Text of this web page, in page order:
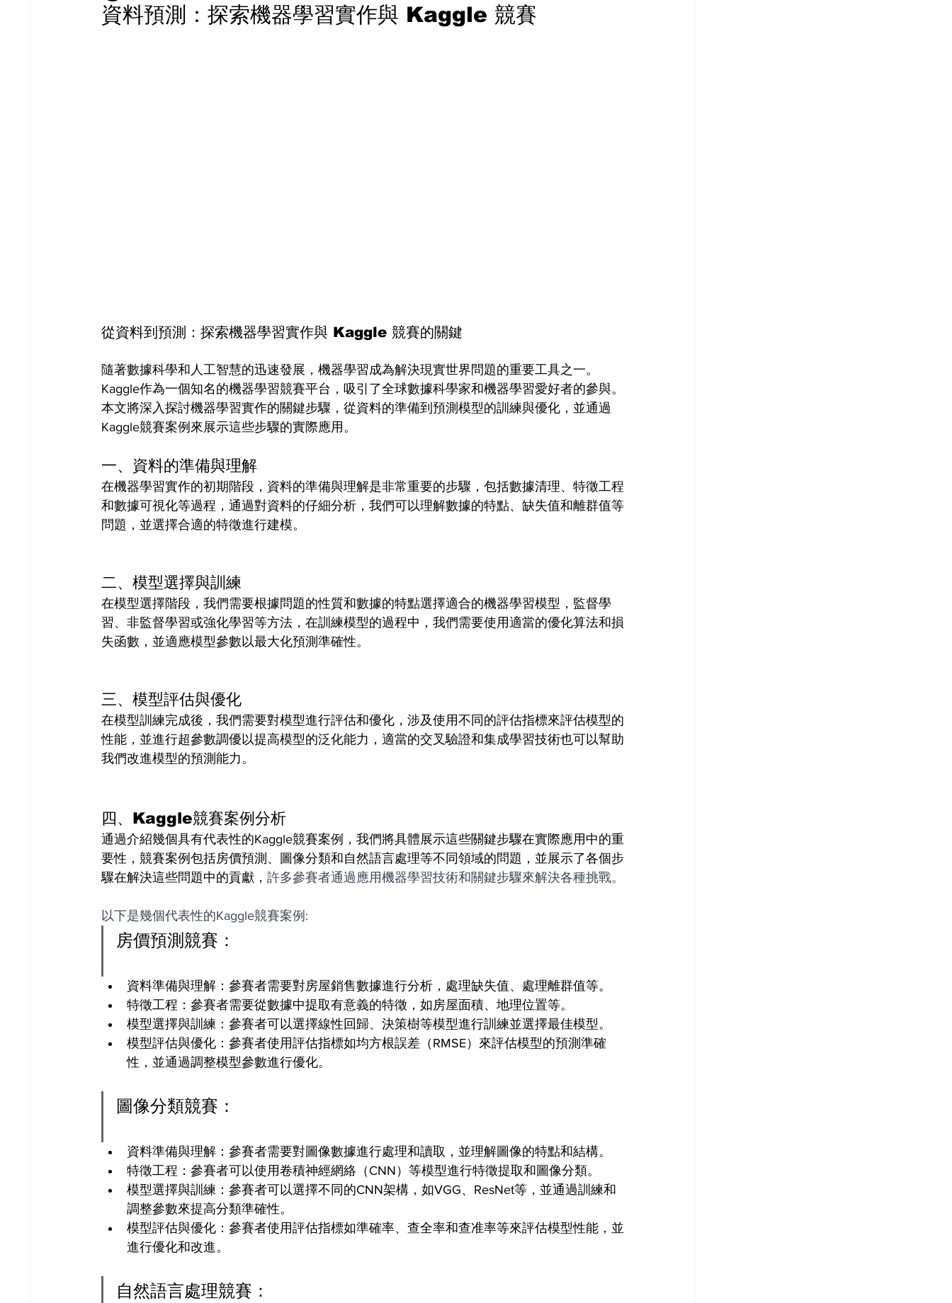
資料預測：探索機器學習實作與 Kaggle 競賽
從資料到預測：探索機器學習實作與 Kaggle 競賽的關鍵
隨著數據科學和人工智慧的迅速發展，機器學習成為解決現實世界問題的重要工具之一。
Kaggle作為一個知名的機器學習競賽平台，吸引了全球數據科學家和機器學習愛好者的參與。
本文將深入探討機器學習實作的關鍵步驟，從資料的準備到預測模型的訓練與優化，並通過
Kaggle競賽案例來展示這些步驟的實際應用。
一、資料的準備與理解
在機器學習實作的初期階段，資料的準備與理解是非常重要的步驟，包括數據清理、特徵工程
和數據可視化等過程，通過對資料的仔細分析，我們可以理解數據的特點、缺失值和離群值等
問題，並選擇合適的特徵進行建模。
二、模型選擇與訓練
在模型選擇階段，我們需要根據問題的性質和數據的特點選擇適合的機器學習模型，監督學
習、非監督學習或強化學習等方法，在訓練模型的過程中，我們需要使用適當的優化算法和損
失函數，並適應模型參數以最大化預測準確性。
三、模型評估與優化
在模型訓練完成後，我們需要對模型進行評估和優化，涉及使用不同的評估指標來評估模型的
性能，並進行超參數調優以提高模型的泛化能力，適當的交叉驗證和集成學習技術也可以幫助
我們改進模型的預測能力。
四、Kaggle競賽案例分析
通過介紹幾個具有代表性的Kaggle競賽案例，我們將具體展示這些關鍵步驟在實際應用中的重
要性，競賽案例包括房價預測、圖像分類和自然語言處理等不同領域的問題，並展示了各個步
驟在解決這些問題中的貢獻， 許多參賽者通過應用機器學習技術和關鍵步驟來解決各種挑戰。
以下是幾個代表性的Kaggle競賽案例:
房價預測競賽：
資料準備與理解：參賽者需要對房屋銷售數據進行分析，處理缺失值、處理離群值等。
特徵工程：參賽者需要從數據中提取有意義的特徵，如房屋面積、地理位置等。
模型選擇與訓練：參賽者可以選擇線性回歸、決策樹等模型進行訓練並選擇最佳模型。
模型評估與優化：參賽者使用評估指標如均方根誤差（RMSE）來評估模型的預測準確
性，並通過調整模型參數進行優化。
圖像分類競賽：
資料準備與理解：參賽者需要對圖像數據進行處理和讀取，並理解圖像的特點和結構。
特徵工程：參賽者可以使用卷積神經網絡（CNN）等模型進行特徵提取和圖像分類。
模型選擇與訓練：參賽者可以選擇不同的CNN架構，如VGG、ResNet等，並通過訓練和
調整參數來提高分類準確性。
模型評估與優化：參賽者使用評估指標如準確率、查全率和查准率等來評估模型性能，並
進行優化和改進。
自然語言處理競賽：